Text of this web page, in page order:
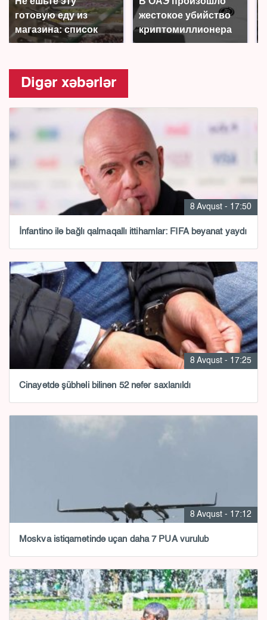
готовую еду из
магазина: список
жестокое убийство
криптомиллионера
Digər xəbərlər
8 Avqust - 17:50
İnfantino ilə bağlı qalmaqallı ittihamlar: FIFA bəyanat yaydı
8 Avqust - 17:25
Cinayətdə şübhəli bilinən 52 nəfər saxlanıldı
8 Avqust - 17:12
Moskva istiqamətində uçan daha 7 PUA vurulub